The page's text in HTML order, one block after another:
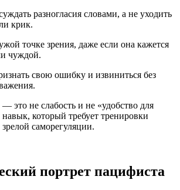
разногласия словами, а не уходить
крик.
точке зрения, даже если она кажется
чуждой.
свою ошибку и извиниться без
это не слабость и не «удобство для
который требует тренировки
саморегуляции.
портрет пацифиста